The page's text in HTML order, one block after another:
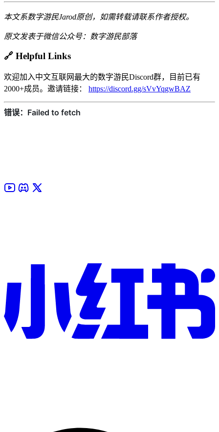
本文系数字游民Jarod原创，如需转载请联系作者授权。
原文发表于微信公众号：数字游民部落
🔗 Helpful Links
欢迎加入中文互联网最大的数字游民Discord群，目前已有
2000+成员。邀请链接： https://discord.gg/sVvYqgwBAZ